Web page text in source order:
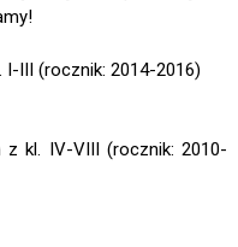
I-III (rocznik: 2014-2016)
z kl. IV-VIII (rocznik: 2010-